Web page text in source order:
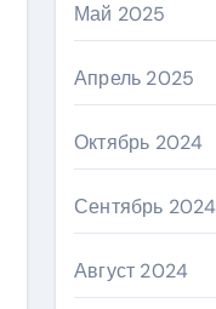
Май 2025
Апрель 2025
Октябрь 2024
Сентябрь 2024
Август 2024